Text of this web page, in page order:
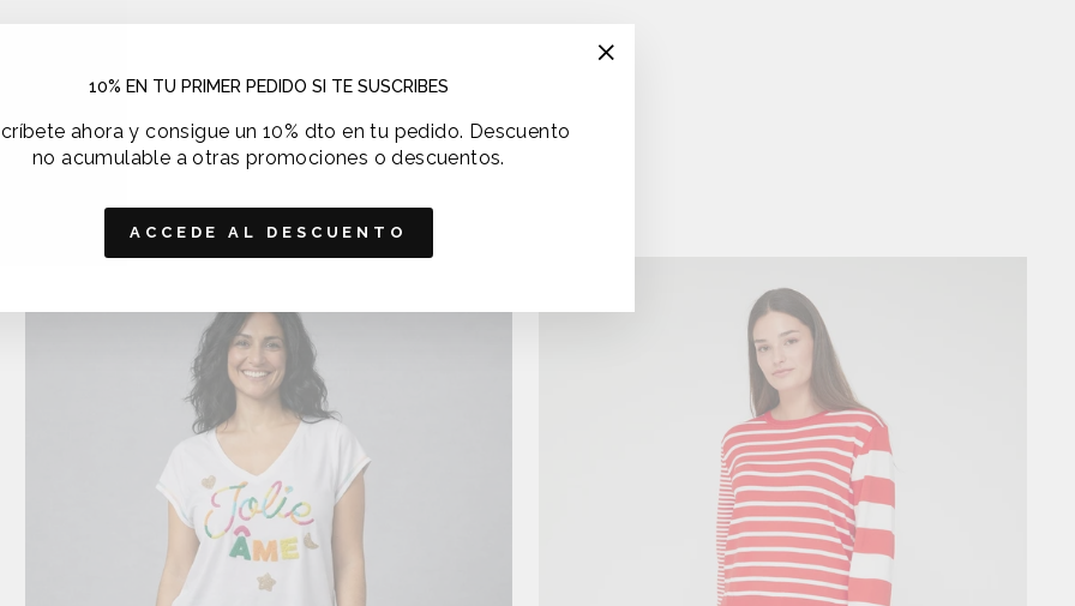
10% EN TU PRIMER PEDIDO SI TE SUSCRIBES
ahora y consigue un 10% dto en tu pedido. Descuento
no acumulable a otras promociones o descuentos.
ACCEDE AL DESCUENTO